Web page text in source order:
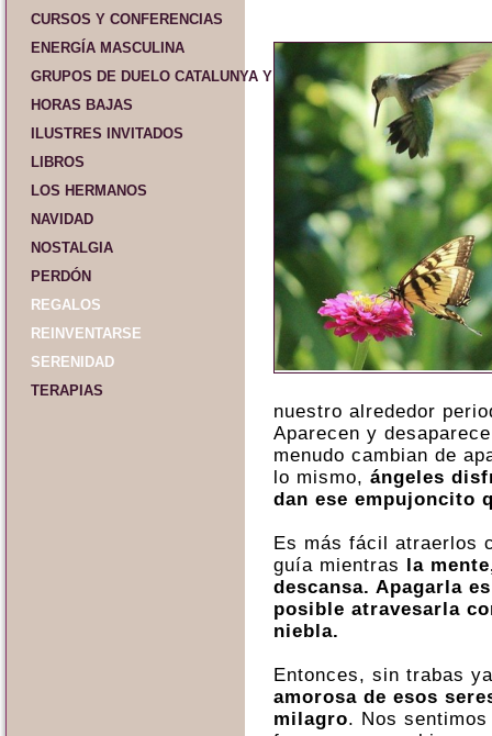
CURSOS Y CONFERENCIAS
ENERGÍA MASCULINA
GRUPOS DE DUELO CATALUNYA Y ESPAÑA
HORAS BAJAS
ILUSTRES INVITADOS
LIBROS
LOS HERMANOS
NAVIDAD
NOSTALGIA
PERDÓN
REGALOS
REINVENTARSE
SERENIDAD
TERAPIAS
nuestro alrededor
Aparecen y
menudo cambian de
lo mismo, ángeles
dan ese empujoncito
Es más fácil atraerlos
guía mientras la
descansa. Apagarla
posible atravesarla
niebla.
Entonces, sin trabas
amorosa de esos
milagro. Nos